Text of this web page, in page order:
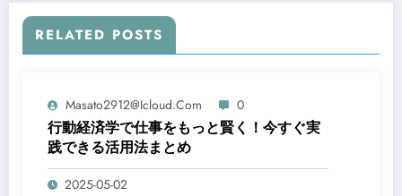
RELATED POSTS
Masato2912@icloud.com 0
行動経済学で仕事をもっと賢く！今すぐ実
践できる活用法まとめ
2025-05-02